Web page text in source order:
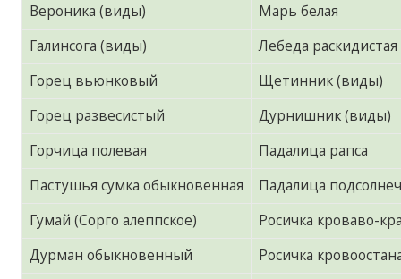
Вероника (виды)
Марь белая
Галинсога (виды)
Лебеда раскидистая
Горец вьюнковый
Щетинник (виды)
Горец развесистый
Дурнишник (виды)
Горчица полевая
Падалица рапса
Пастушья сумка обыкновенная
Падалица
Гумай (Сорго алеппское)
Росичка кроваво-
Дурман обыкновенный
Росичка